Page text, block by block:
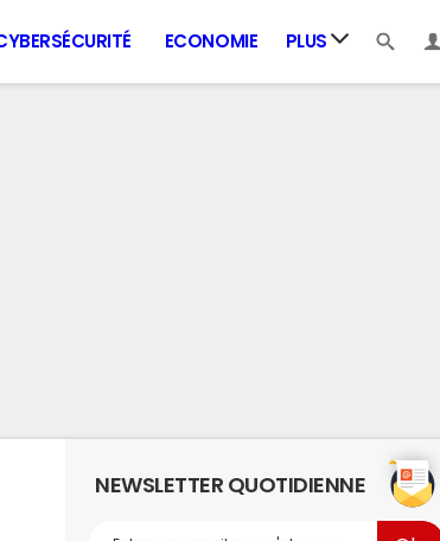
ECONOMIE PLUS
NEWSLETTER QUOTIDIENNE